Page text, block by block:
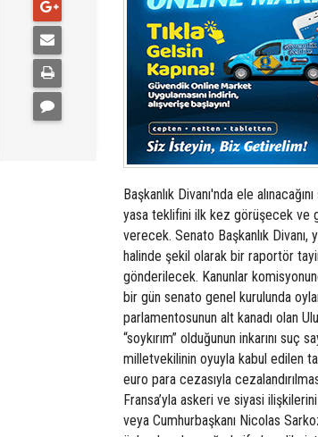
Başkanlık Divanı'nda ele
yasa teklifini ilk kez görüşecek ve
verecek. Senato Başkanlık Divanı,
halinde şekil olarak bir raportör
gönderilecek. Kanunlar
bir gün senato genel kurulunda
parlamentosunun alt kanadı olan
“soykırım” olduğunun inkarını
milletvekilinin oyuyla kabul edilen
euro para cezasıyla
Fransa’yla askeri ve siyasi
veya Cumhurbaşkanı Nicolas